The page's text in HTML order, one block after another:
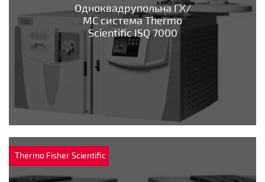
Одноквадрупольна ГХ/
МС система Thermo
Scientific ISQ 7000
Thermo Fisher Scientific